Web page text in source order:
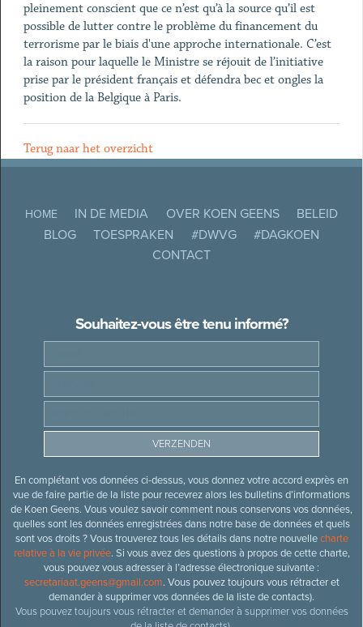
pleinement conscient que ce n’est qu’à la source qu’il est
possible de lutter contre le problème du financement du
terrorisme par le biais d'une approche internationale. C’est
la raison pour laquelle le Ministre se réjouit de l’initiative
prise par le président français et défendra bec et ongles la
position de la Belgique à Paris.
Terug naar het overzicht
HOME IN DE MEDIA OVER KOEN GEENS
BELEID
BLOG
TOESPRAKEN #DWVG
#DAGKOEN
CONTACT
Souhaitez-vous être tenu informé?
En complétant vos données ci-dessus, vous donnez votre accord exprès en
vue de faire partie de la liste pour recevrez alors les bulletins d’informations
de Koen Geens. Vous voulez savoir comment nous conservons vos données,
quelles sont les données enregistrées dans notre base de données et quels
sont vos droits ? Vous trouverez tous les détails dans notre nouvellecharte
relative à la vie privée. Si vous avez des questions à propos de cette charte,
vous pouvez vous adresser à l’adresse électronique suivante :
secretariaat.geens@gmail.com. Vous pouvez toujours vous rétracter et
demander à supprimer vos données de la liste de contacts).
Vous pouvez toujours vous rétracter et demander à supprimer vos données